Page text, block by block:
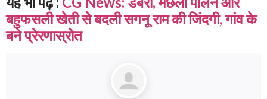
बहुफसली खेती से बदली सगनू राम की जिंदगी, गांव के
बने प्रेरणास्रोत